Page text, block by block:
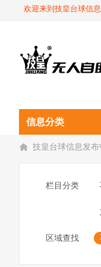
欢迎来到技皇台球信
信息分类
技皇台球信息发布
栏目分类
区域查找